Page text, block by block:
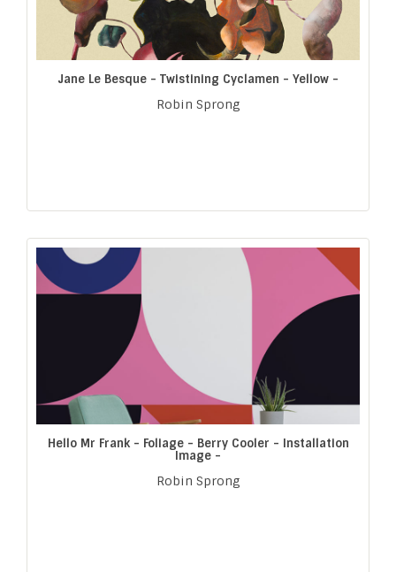
Jane Le Besque - Twistining Cyclamen - Yellow -
Robin Sprong
Hello Mr Frank - Foliage - Berry Cooler - Installation
Image -
Robin Sprong